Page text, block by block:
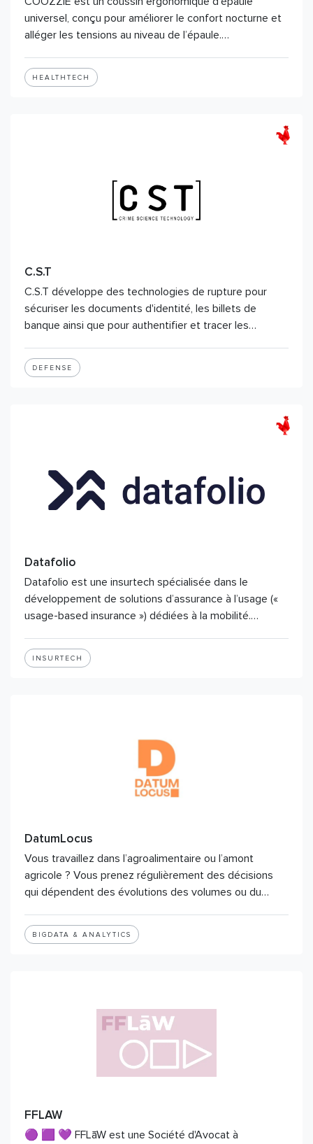
universel, conçu pour améliorer le confort nocturne et
alléger les tensions au niveau de l’épaule.…
HEALTHTECH
C.S.T
C.S.T développe des technologies de rupture pour
sécuriser les documents d'identité, les billets de
banque ainsi que pour authentifier et tracer les…
DEFENSE
Datafolio
Datafolio est une insurtech spécialisée dans le
développement de solutions d’assurance à l’usage («
usage-based insurance ») dédiées à la mobilité.…
INSURTECH
DatumLocus
Vous travaillez dans l’agroalimentaire ou l’amont
agricole ? Vous prenez régulièrement des décisions
qui dépendent des évolutions des volumes ou du…
BIGDATA & ANALYTICS
FFLAW
🟣 🟪 💜 FFLāW est une Société d'Avocat à